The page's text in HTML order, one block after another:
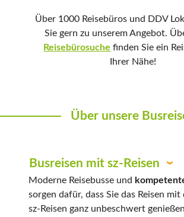
Über 1000 Reisebüros und DDV
Sie gern zu unserem Angebot.
Reisebürosuche finden Sie ein
Ihrer Nähe!
Über unsere
Busreisen mit sz-Reisen
Moderne Reisebusse und
sorgen dafür, dass Sie das Reisen
sz-Reisen ganz unbeschwert